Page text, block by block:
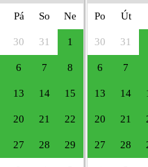
Pá So Ne
30 31 1
6 7 8
13 14 15
20 21 22
27 28 29
Po Út
30 31
6 7
13 14
20 21
27 28